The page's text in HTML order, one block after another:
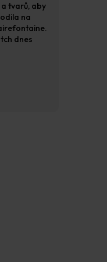
tvarů, aby
na
dnes